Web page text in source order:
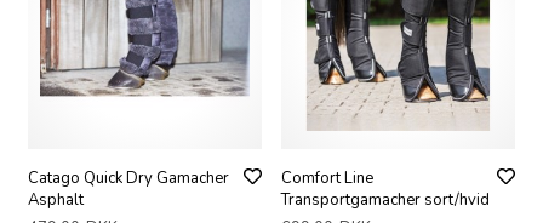
Catago Quick Dry Gamacher
Asphalt
Comfort Line
Transportgamacher sort/hvid